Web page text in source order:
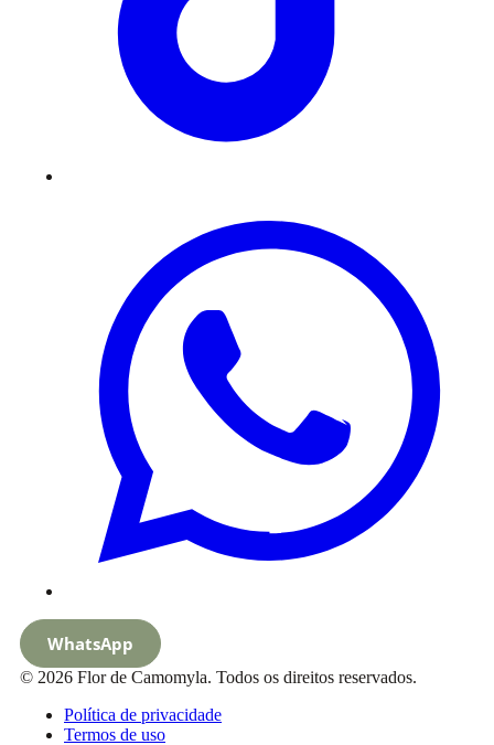
WhatsApp
© 2026 Flor de Camomyla. Todos os direitos reservados.
Política de privacidade
Termos de uso